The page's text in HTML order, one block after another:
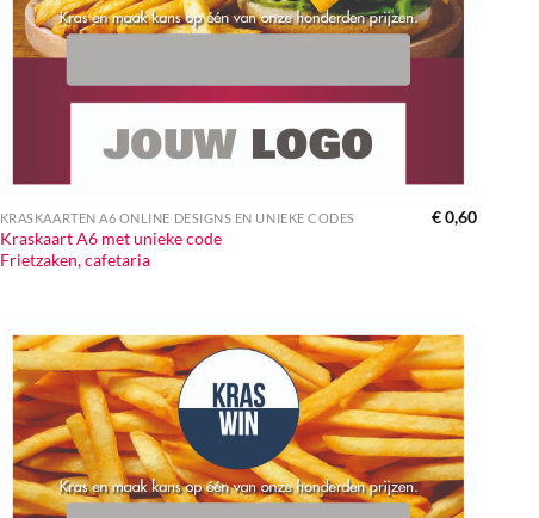
KRASKAARTEN A6 ONLINE DESIGNS EN UNIEKE CODES
Kraskaart A6 met unieke code
Frietzaken, cafetaria
€0,60